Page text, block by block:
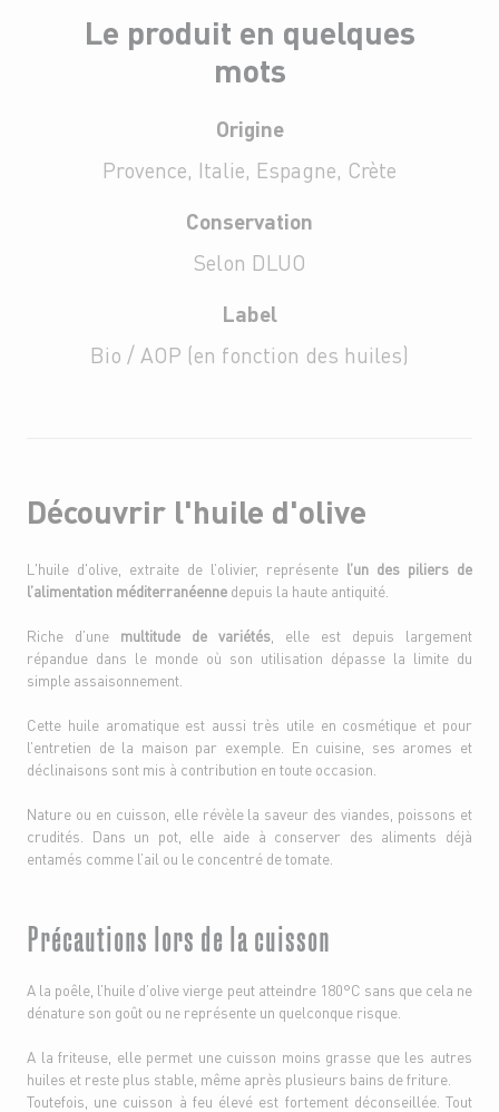
Le produit en quelques
mots
Origine
Provence, Italie, Espagne, Crète
Conservation
Selon DLUO
Label
Bio / AOP (en fonction des huiles)
Découvrir l'huile d'olive
L'huile d'olive, extraite de l’olivier, représente l’un des piliers de
l’alimentation méditerranéenne depuis la haute antiquité.
Riche d’une multitude de variétés , elle est depuis largement
répandue dans le monde où son utilisation dépasse la limite du
simple assaisonnement.
Cette huile aromatique est aussi très utile en cosmétique et pour
l’entretien de la maison par exemple. En cuisine, ses aromes et
déclinaisons sont mis à contribution en toute occasion.
Nature ou en cuisson, elle révèle la saveur des viandes, poissons et
crudités. Dans un pot, elle aide à conserver des aliments déjà
entamés comme l’ail ou le concentré de tomate.
Précautions lors de la cuisson
A la poêle, l’huile d’olive vierge peut atteindre 180°C sans que cela ne
dénature son goût ou ne représente un quelconque risque.
A la friteuse, elle permet une cuisson moins grasse que les autres
huiles et reste plus stable, même après plusieurs bains de friture.
Toutefois, une cuisson à feu élevé est fortement déconseillée. Tout